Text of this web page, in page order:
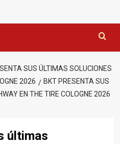
SUS ÚLTIMAS SOLUCIONES
2026
BKT PRESENTA SUS
EN THE TIRE COLOGNE 2026
últimas